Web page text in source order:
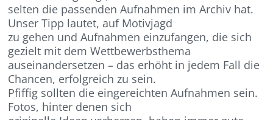
selten die passenden Aufnahmen im Archiv hat.
Unser Tipp lautet, auf Motivjagd
zu gehen und Aufnahmen einzufangen, die sich
gezielt mit dem Wettbewerbsthema
auseinandersetzen – das erhöht in jedem Fall die
Chancen, erfolgreich zu sein.
Pfiffig sollten die eingereichten Aufnahmen sein.
Fotos, hinter denen sich